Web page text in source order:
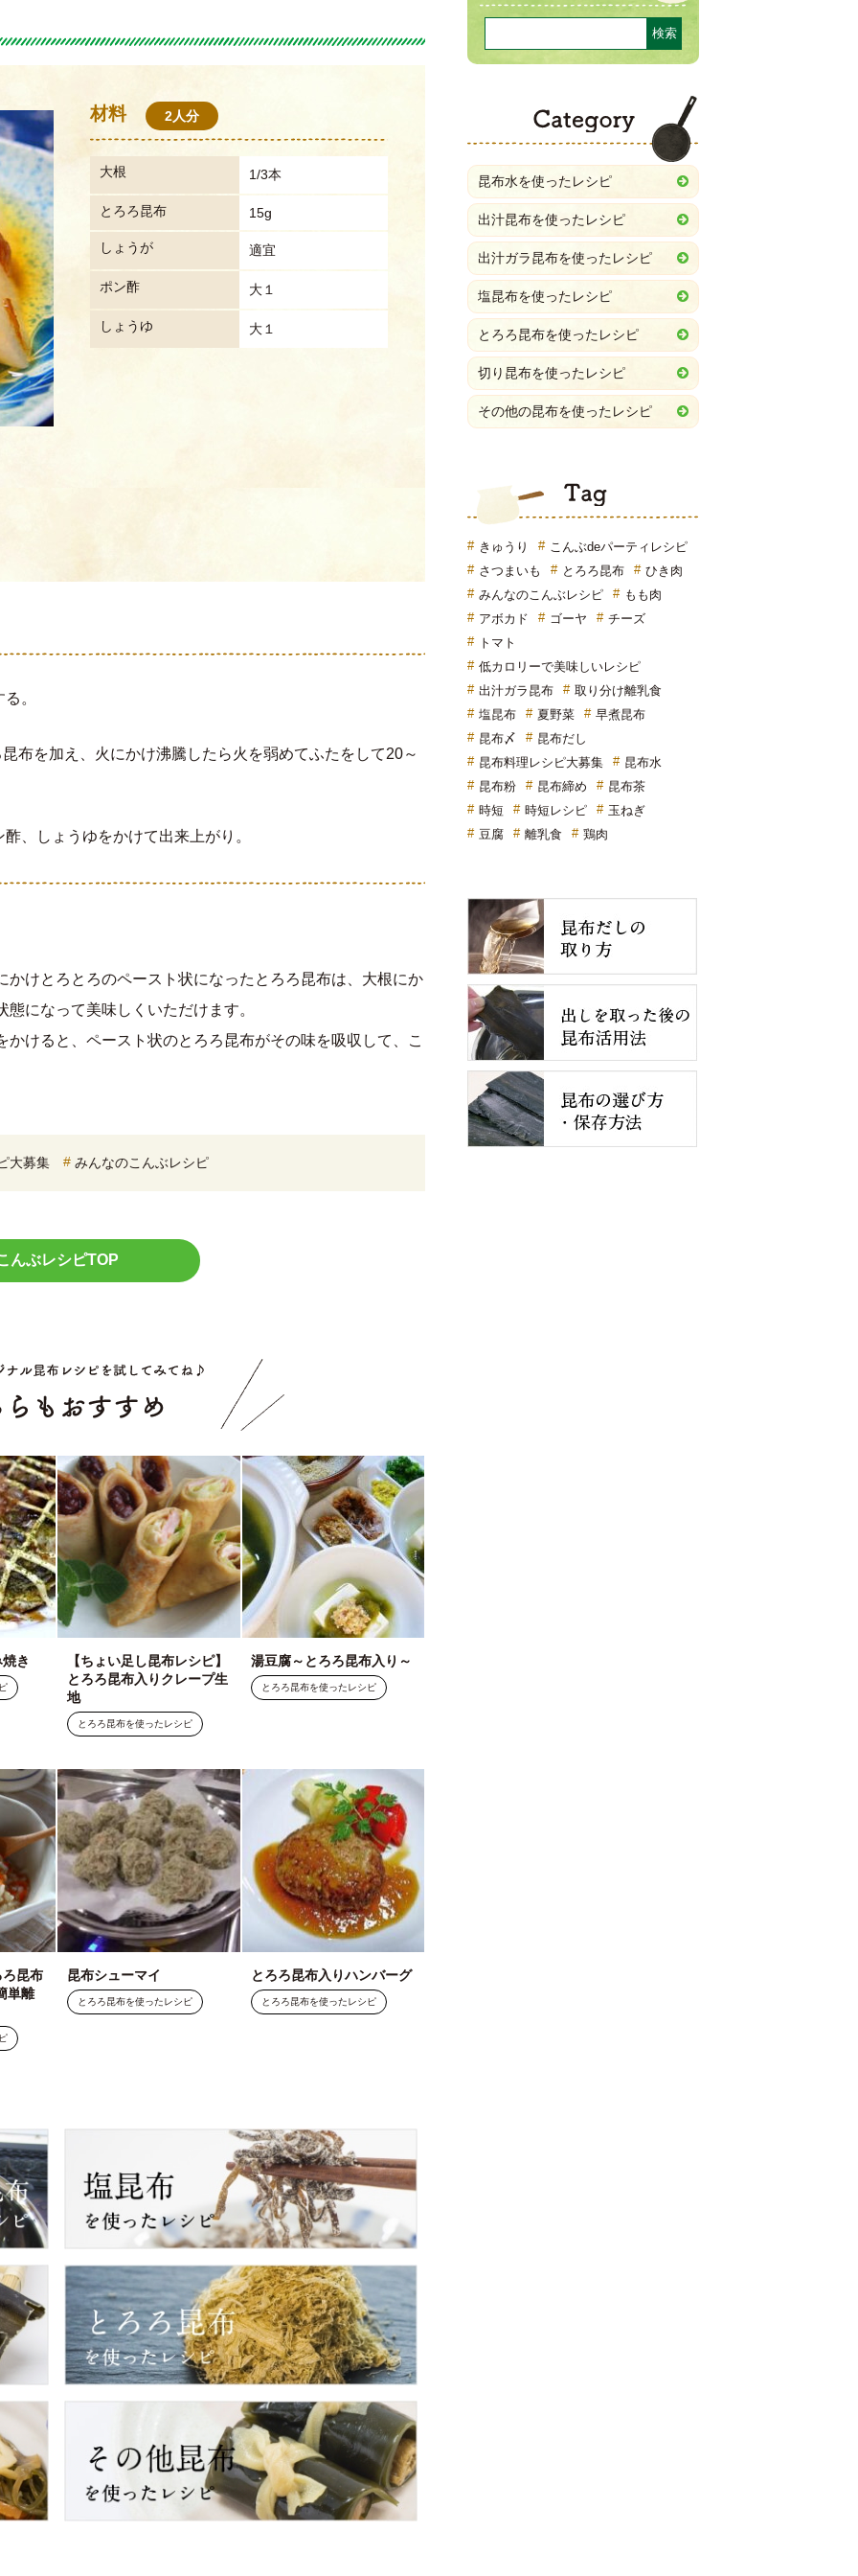
材料 2人分
大根 1/3本
とろろ昆布 15g
しょうが 適宜
ポン酢 大１
しょうゆ 大１
。
布を加え、火にかけ沸騰したら火を弱めてふたをして20～
、しょうゆをかけて出来上がり。
けとろとろのペースト状になったとろろ昆布は、大根にか
になって美味しくいただけます。
けると、ペースト状のとろろ昆布がその味を吸収して、こ
大募集 みんなのこんぶレシピ
んぶレシピTOP
き
【ちょい足し昆布レシピ】
とろろ昆布入りクレープ生
地
とろろ昆布を使ったレシピ
湯豆腐～とろろ昆布入り～
とろろ昆布を使ったレシピ
昆布
単離
昆布シューマイ
とろろ昆布を使ったレシピ
とろろ昆布入りハンバーグ
とろろ昆布を使ったレシピ
昆布水を使ったレシピ
出汁昆布を使ったレシピ
出汁ガラ昆布を使ったレシピ
塩昆布を使ったレシピ
とろろ昆布を使ったレシピ
切り昆布を使ったレシピ
その他の昆布を使ったレシピ
きゅうり
こんぶdeパーティレシピ
さつまいも
とろろ昆布
ひき肉
みんなのこんぶレシピ
もも肉
アボカド
ゴーヤ
チーズ
トマト
低カロリーで美味しいレシピ
出汁ガラ昆布
取り分け離乳食
塩昆布
夏野菜
早煮昆布
昆布〆
昆布だし
昆布料理レシピ大募集
昆布水
昆布粉
昆布締め
昆布茶
時短
時短レシピ
玉ねぎ
豆腐
離乳食 鶏肉